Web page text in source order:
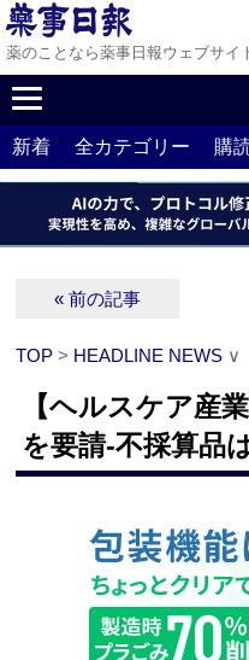
薬のことなら薬事日報ウェブサイ
新着 全カテゴリー 購
« 前の記事
TOP > HEADLINE NEWS ∨
【ヘルスケア産
を要請‐不採算品